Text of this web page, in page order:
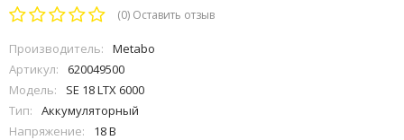
(0) Оставить отзыв
Производитель:
Metabo
Артикул:
620049500
Модель:
SE 18 LTX 6000
Тип:
Аккумуляторный
Напряжение:
18 В